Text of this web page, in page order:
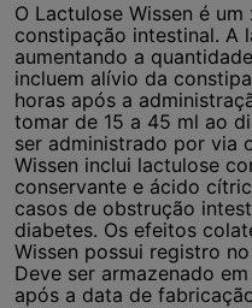
O Lactulose Wissen é
constipação intestinal. A
aumentando a
incluem alívio da
horas após a
tomar de 15 a 45 ml ao
ser administrado por via
Wissen inclui lactulose
conservante e ácido
casos de obstrução
diabetes. Os efeitos
Wissen possui registro
Deve ser armazenado
após a data de
3
4º
5º